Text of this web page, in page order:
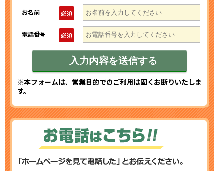
お名前 必須
電話番号 必須
※本フォームは、営業目的でのご利用は固くお断りいたしま
す。